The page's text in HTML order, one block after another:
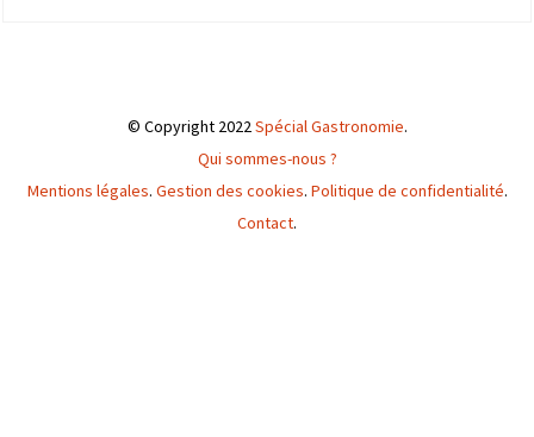
© Copyright 2022Spécial Gastronomie.
Qui sommes-nous ?
Mentions légales. Gestion des cookies. Politique de confidentialité.
Contact.